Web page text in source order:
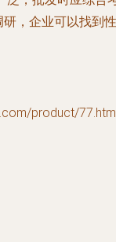
，企业可以找到性
product/